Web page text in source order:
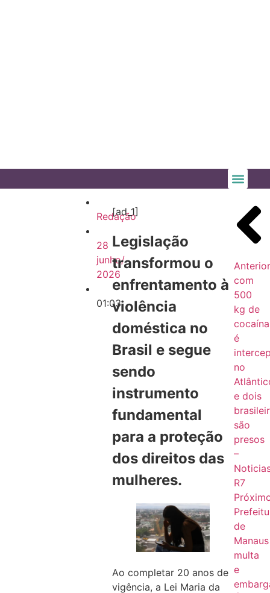
Redação
28
junho/
2026
01:03
[ad_1]
Legislação
transformou o
enfrentamento à
violência
doméstica no
Brasil e segue
sendo
instrumento
fundamental
para a proteção
dos direitos das
mulheres.
Ao completar 20 anos de
vigência, a Lei Maria da
com
500
kg de
cocaína
é
no
e dois
são
presos
–
R7
de
Manaus
multa
e